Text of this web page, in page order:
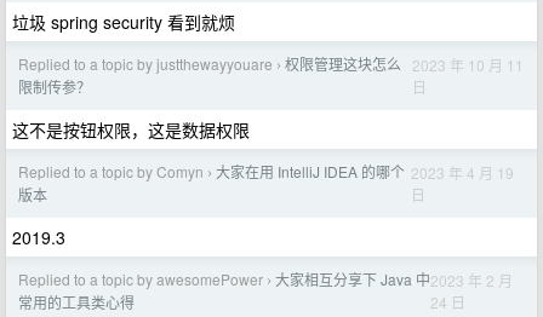
垃圾 spring security 看到就烦
Replied to a topic by justthewayyouare › 权限管理这块怎么
限制传参？
2023 年 10 月 11
日
这不是按钮权限，这是数据权限
Replied to a topic by Comyn › 大家在用 IntelliJ IDEA 的哪个
版本
2023 年 4 月 19
日
2019.3
Replied to a topic by awesomePower › 大家相互分享下 Java 中
常用的工具类心得
2023 年 2 月
24 日